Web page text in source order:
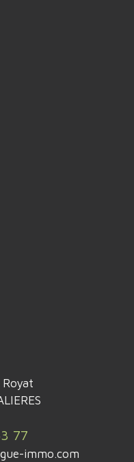
77
immo.com